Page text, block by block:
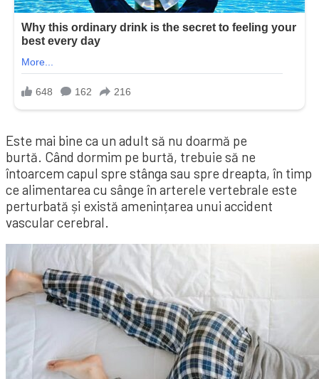
Este mai bine ca un adult să nu doarmă pe
burtă. Când dormim pe burtă, trebuie să ne
întoarcem capul spre stânga sau spre dreapta, în timp
ce alimentarea cu sânge în arterele vertebrale este
perturbată și există amenințarea unui accident
vascular cerebral.